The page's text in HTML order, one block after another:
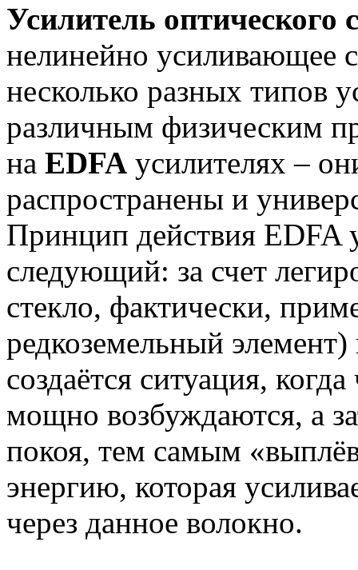
Усилитель оптического
нелинейно усиливающее
несколько разных типов
различным физическим
на EDFA усилителях –
распространены и
Принцип действия EDFA
следующий: за счет
стекло, фактически,
редкоземельный
создаётся ситуация,
мощно возбуждаются, а
покоя, тем самым
энергию, которая
через данное волокно.